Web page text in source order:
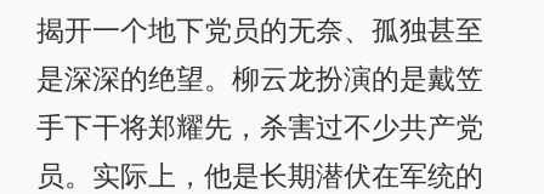
揭开一个地下党员的无奈、孤独甚至
是深深的绝望。柳云龙扮演的是戴笠
手下干将郑耀先，杀害过不少共产党
员。实际上，他是长期潜伏在军统的